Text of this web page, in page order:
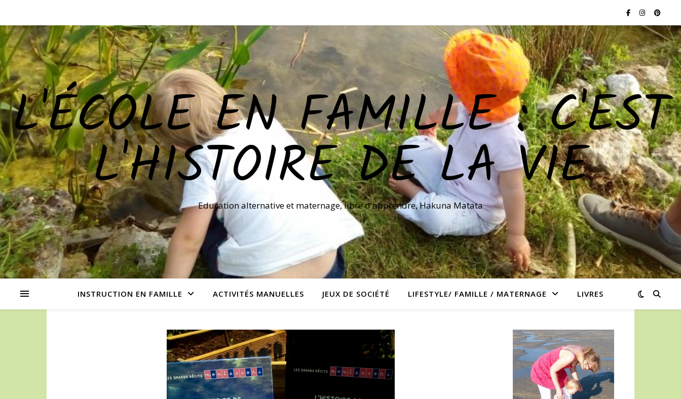
L'ÉCOLE EN FAMILLE : C'EST
L'HISTOIRE DE LA VIE
Education alternative et maternage, libre d'apprendre, Hakuna Matata
INSTRUCTION EN FAMILLE ACTIVITÉS MANUELLES JEUX DE SOCIÉTÉ LIFESTYLE/ FAMILLE / MATERNAGE LIVRES